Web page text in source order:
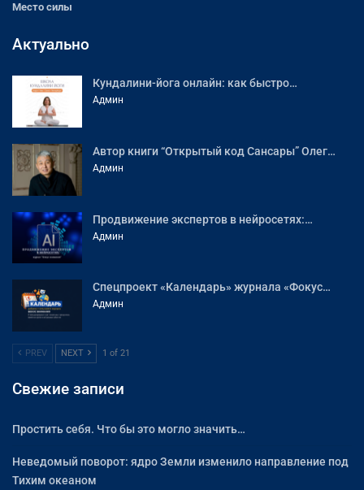
Место силы
Актуально
Кундалини-йога онлайн: как быстро…
Админ
Автор книги “Открытый код Сансары” Олег…
Админ
Продвижение экспертов в нейросетях:…
Админ
Спецпроект «Календарь» журнала «Фокус…
Админ
PREV NEXT 1 of 21
Свежие записи
Простить себя. Что бы это могло значить…
Неведомый поворот: ядро Земли изменило направление под
Тихим океаном